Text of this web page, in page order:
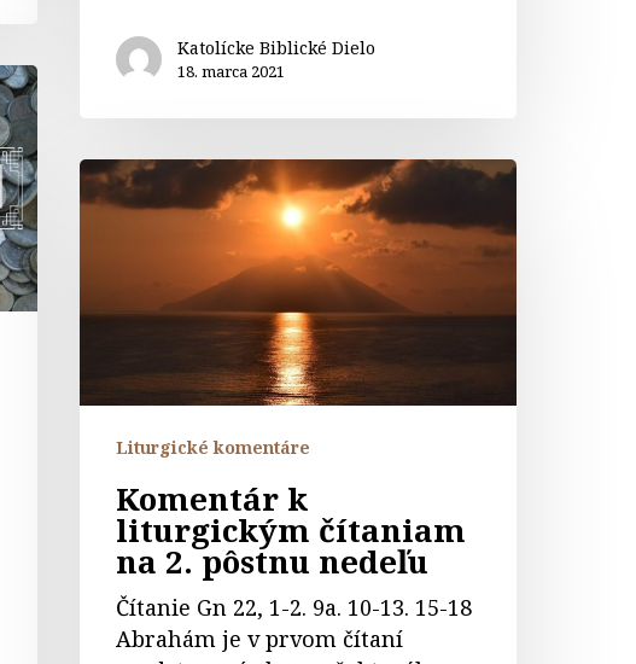
Katolícke Biblické Dielo
18. marca 2021
Komentár
k
nedeľu
Liturgické komentáre
Komentár k
liturgickým čítaniam
na 2. pôstnu nedeľu
Čítanie Gn 22, 1-2. 9a. 10-13. 15-18
Abrahám je v prvom čítaní